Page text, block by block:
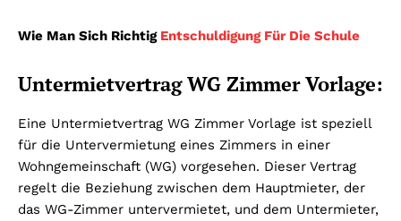
Wie Man Sich Richtig Entschuldigung Für Die Schule
Untermietvertrag WG Zimmer Vorlage:
Eine Untermietvertrag WG Zimmer Vorlage ist speziell
für die Untervermietung eines Zimmers in einer
Wohngemeinschaft (WG) vorgesehen. Dieser Vertrag
regelt die Beziehung zwischen dem Hauptmieter, der
das WG-Zimmer untervermietet, und dem Untermieter,